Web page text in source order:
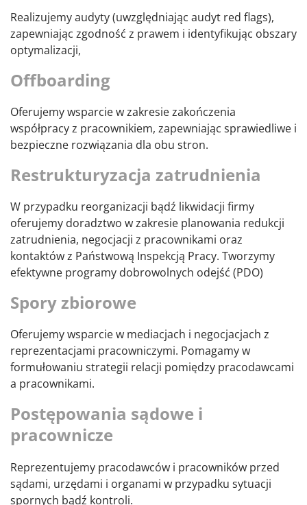
Realizujemy audyty (uwzględniając audyt red flags),
zapewniając zgodność z prawem i identyfikując obszary
optymalizacji,
Offboarding
Oferujemy wsparcie w zakresie zakończenia
współpracy z pracownikiem, zapewniając sprawiedliwe i
bezpieczne rozwiązania dla obu stron.
Restrukturyzacja zatrudnienia
W przypadku reorganizacji bądź likwidacji firmy
oferujemy doradztwo w zakresie planowania redukcji
zatrudnienia, negocjacji z pracownikami oraz
kontaktów z Państwową Inspekcją Pracy. Tworzymy
efektywne programy dobrowolnych odejść (PDO)
Spory zbiorowe
Oferujemy wsparcie w mediacjach i negocjacjach z
reprezentacjami pracowniczymi. Pomagamy w
formułowaniu strategii relacji pomiędzy pracodawcami
a pracownikami.
Postępowania sądowe i
pracownicze
Reprezentujemy pracodawców i pracowników przed
sądami, urzędami i organami w przypadku sytuacji
spornych bądź kontroli.